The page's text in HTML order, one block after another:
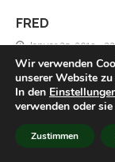
FRED
Januar 25, 2013 -
Da kehren sie
TIM
Wir verwenden
unserer Website
In den
verwenden oder
Zustimmen